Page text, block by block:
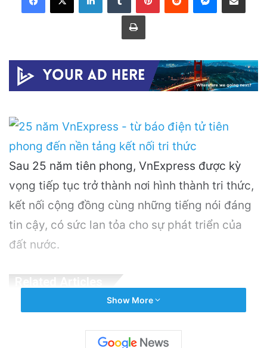
Print
Sau 25 năm tiên phong, VnExpress được kỳ
vọng tiếp tục trở thành nơi hình thành tri thức,
kết nối cộng đồng cùng những tiếng nói đáng
tin cậy, có sức lan tỏa cho sự phát triển của
đất nước.
OpenAI Tạm Dừng Mô Hình AI Mới Do Lo
Ngại Về An Ninh Mạng
Show More